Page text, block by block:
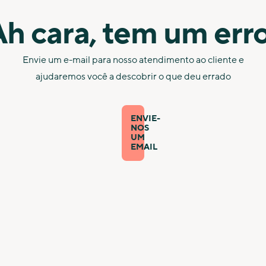
cara, tem um
Envie um e-mail para nosso atendimento ao cliente e
ajudaremos você a descobrir o que deu errado
ENVIE-
NOS
UM
EMAIL